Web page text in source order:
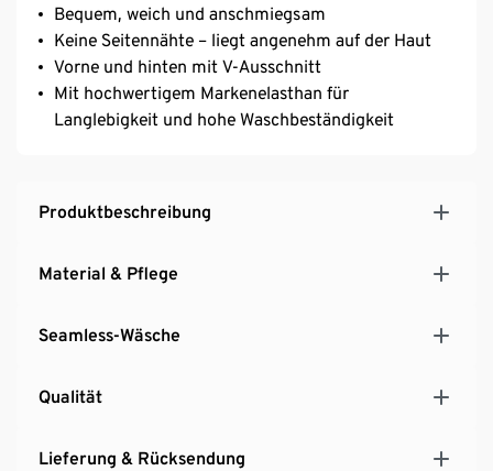
Bequem, weich und anschmiegsam
Keine Seitennähte – liegt angenehm auf der Haut
Vorne und hinten mit V-Ausschnitt
Mit hochwertigem Markenelasthan für
Langlebigkeit und hohe Waschbeständigkeit
Produktbeschreibung
Material & Pflege
Seamless-Wäsche
Qualität
Lieferung & Rücksendung